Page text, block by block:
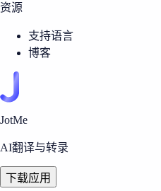
资源
支持语言
博客
JotMe
AI翻译与转录
下载应用